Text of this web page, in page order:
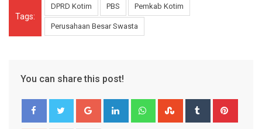
Tags:
DPRD Kotim PBS Pemkab Kotim
Perusahaan Besar Swasta
You can share this post!
Google+ LinkedIn WhatsappStumbleUpon
Tumblr